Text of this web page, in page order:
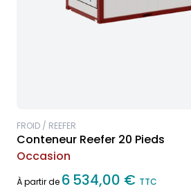
FROID / REEFER
Conteneur Reefer 20 Pieds
Occasion
À partir de 6 534,00 € TTC